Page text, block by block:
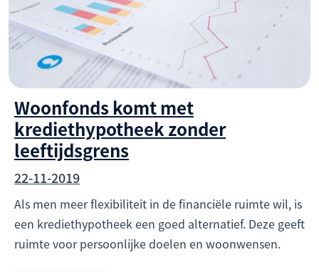
Woonfonds komt met
krediethypotheek zonder
leeftijdsgrens
22-11-2019
Als men meer flexibiliteit in de financiële ruimte wil, is
een krediethypotheek een goed alternatief. Deze geeft
ruimte voor persoonlijke doelen en woonwensen.